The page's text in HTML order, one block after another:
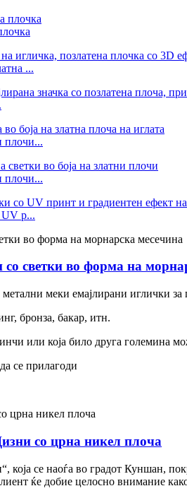
...
плочи...
плочи...
UV p...
светки во форма на
меки емајлирани иглички за
бронза, бакар, итн.
или која било друга големина
се прилагоди
со црна никел плоча
која се наоѓа во градот Куншан,
ќе добие целосно внимание